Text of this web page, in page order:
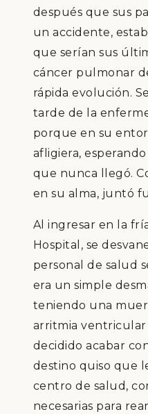
después que sus
un accidente,
que serían sus
cáncer pulmonar
rápida evolución.
tarde de la
porque en su
afligiera,
que nunca llegó.
en su alma, juntó
Al ingresar en la
Hospital, se
personal de salud
era un simple
teniendo una
arritmia ventricular
decidido acabar
destino quiso que
centro de salud,
necesarias para